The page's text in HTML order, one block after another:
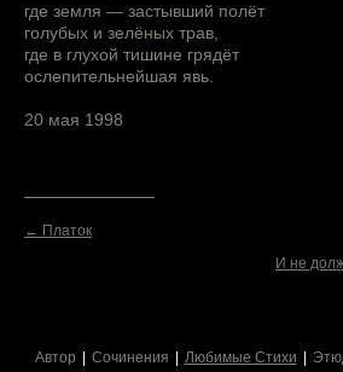
где земля — застывший полёт
голубых и зелёных трав,
где в глухой тишине грядёт
ослепительнейшая явь.
20 мая 1998
← Платок
И не
Автор Сочинения Любимые Стихи